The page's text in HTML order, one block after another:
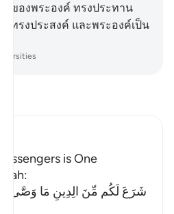
is One
شَرَعَ لَكُم مِّنَ الِدِينِ مَا وَصَّى بِهِ
าวของพระองค์ ทรงประทาน
ค์ทรงประสงค์ และพระองค์เป็น